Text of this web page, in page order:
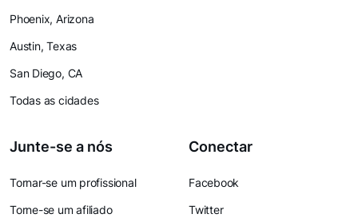
Phoenix, Arizona
Austin, Texas
San Diego, CA
Todas as cidades
Junte-se a nós
Tornar-se um profissional
Torne-se um afiliado
Conectar
Facebook
Twitter